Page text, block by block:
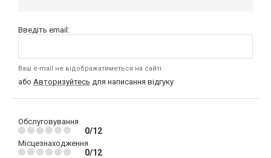
Введіть email:
Ваш e-mail не відображатиметься на сайті
або Авторизуйтесь для написання відгуку
Обслуговування
0/12
Місцезнаходження
0/12